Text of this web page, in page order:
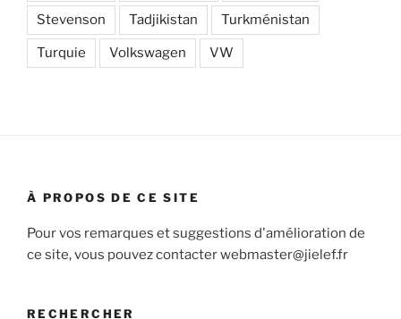
Stevenson Tadjikistan Turkménistan
Turquie Volkswagen VW
À PROPOS DE CE SITE
Pour vos remarques et suggestions d'amélioration de
ce site, vous pouvez contacter webmaster@jielef.fr
RECHERCHER